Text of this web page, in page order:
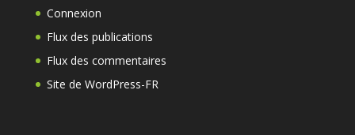
Connexion
Flux des publications
Flux des commentaires
Site de WordPress-FR